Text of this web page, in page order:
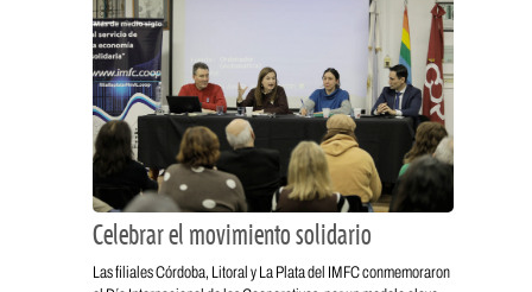
Celebrar el movimiento solidario
Las filiales Córdoba, Litoral y La Plata del IMFC conmemoraron